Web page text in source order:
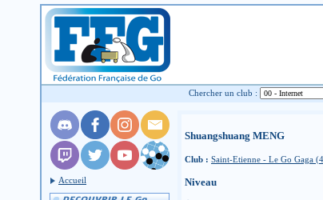
Chercher un club :
Accueil
Shuangshuang MENG
Club : Saint-Etienne - Le Go Gaga
Niveau